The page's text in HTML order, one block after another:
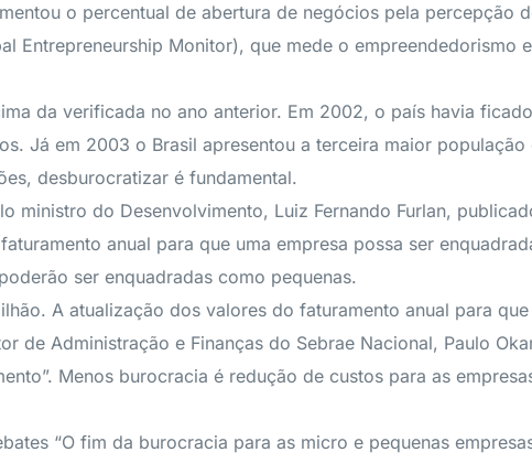
o percentual de abertura de negócios pela percepção
Entrepreneurship Monitor), que mede o empreendedorismo
da verificada no ano anterior. Em 2002, o país havia
Já em 2003 o Brasil apresentou a terceira maior
desburocratizar é fundamental.
ministro do Desenvolvimento, Luiz Fernando Furlan,
anual para que uma empresa possa ser
ser enquadradas como pequenas.
A atualização dos valores do faturamento anual para
de Administração e Finanças do Sebrae Nacional, Paulo
Menos burocracia é redução de custos para as
“O fim da burocracia para as micro e pequenas